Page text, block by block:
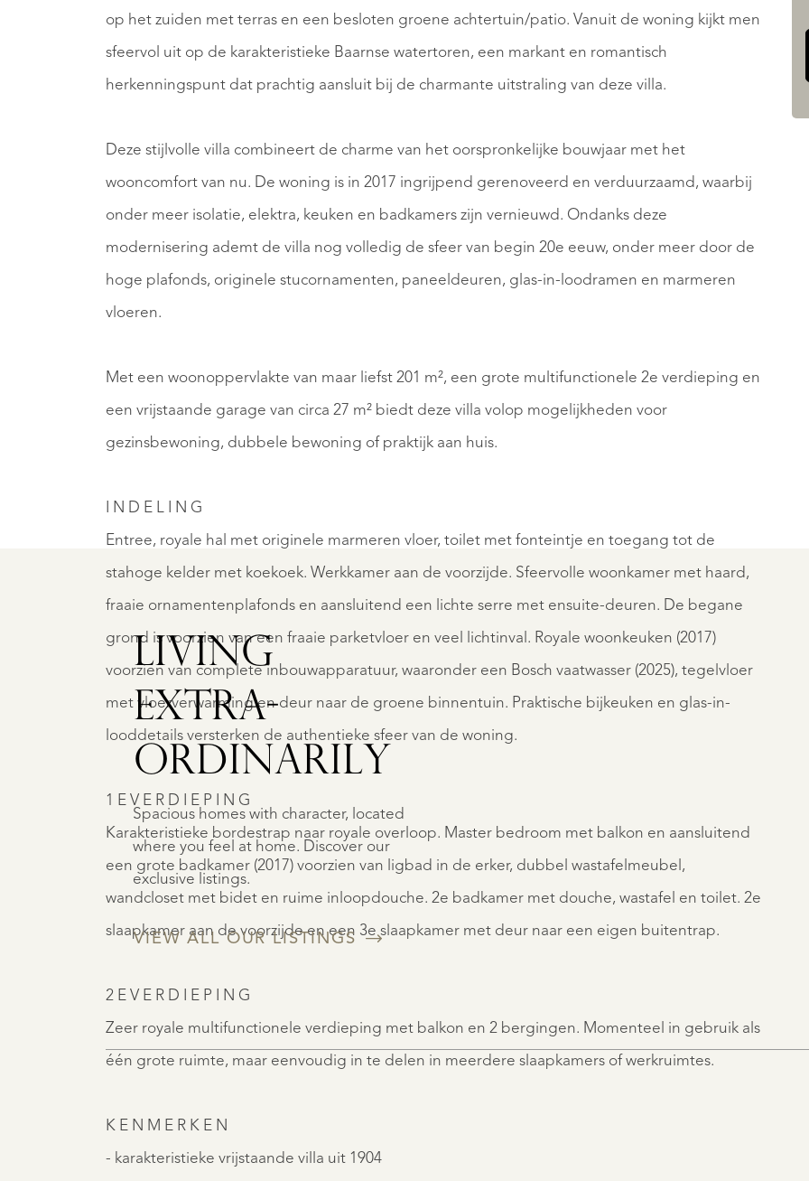
op het zuiden met terras en een besloten groene achtertuin/patio. Vanuit de woning kijkt men
sfeervol uit op de karakteristieke Baarnse watertoren, een markant en romantisch
herkenningspunt dat prachtig aansluit bij de charmante uitstraling van deze villa.
Deze stijlvolle villa combineert de charme van het oorspronkelijke bouwjaar met het
wooncomfort van nu. De woning is in 2017 ingrijpend gerenoveerd en verduurzaamd, waarbij
onder meer isolatie, elektra, keuken en badkamers zijn vernieuwd. Ondanks deze
modernisering ademt de villa nog volledig de sfeer van begin 20e eeuw, onder meer door de
hoge plafonds, originele stucornamenten, paneeldeuren, glas-in-loodramen en marmeren
vloeren.
Met een woonoppervlakte van maar liefst 201 m², een grote multifunctionele 2e verdieping en
een vrijstaande garage van circa 27 m² biedt deze villa volop mogelijkheden voor
gezinsbewoning, dubbele bewoning of praktijk aan huis.
I N D E L I N G
Entree, royale hal met originele marmeren vloer, toilet met fonteintje en toegang tot de
stahoge kelder met koekoek. Werkkamer aan de voorzijde. Sfeervolle woonkamer met haard,
fraaie ornamentenplafonds en aansluitend een lichte serre met ensuite-deuren. De begane
grond is voorzien van een fraaie parketvloer en veel lichtinval. Royale woonkeuken (2017)
voorzien van complete inbouwapparatuur, waaronder een Bosch vaatwasser (2025), tegelvloer
met vloerverwarming en deur naar de groene binnentuin. Praktische bijkeuken en glas-in-
looddetails versterken de authentieke sfeer van de woning.
1 E V E R D I E P I N G
Karakteristieke bordestrap naar royale overloop. Master bedroom met balkon en aansluitend
een grote badkamer (2017) voorzien van ligbad in de erker, dubbel wastafelmeubel,
wandcloset met bidet en ruime inloopdouche. 2e badkamer met douche, wastafel en toilet. 2e
slaapkamer aan de voorzijde en een 3e slaapkamer met deur naar een eigen buitentrap.
2 E V E R D I E P I N G
Zeer royale multifunctionele verdieping met balkon en 2 bergingen. Momenteel in gebruik als
één grote ruimte, maar eenvoudig in te delen in meerdere slaapkamers of werkruimtes.
K E N M E R K E N
- karakteristieke vrijstaande villa uit 1904
LIVING
EXTRA­
ORDINARILY
Spacious homes with character, located
where you feel at home. Discover our
exclusive listings.
VIEW ALL OUR LISTINGS
BAARN
€
K.K.
€
K.K.